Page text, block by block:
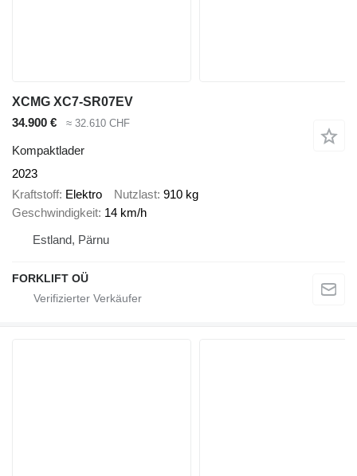
XCMG XC7-SR07EV
34.900 €
≈ 32.610 CHF
Kompaktlader
2023
Kraftstoff Elektro Nutzlast 910 kg
Geschwindigkeit 14 km/h
Estland, Pärnu
FORKLIFT OÜ